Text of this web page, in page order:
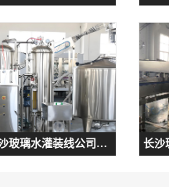
长沙玻璃水灌装线公司灌装速度快